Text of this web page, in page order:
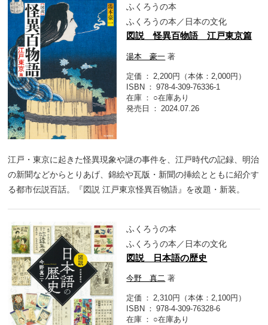
ふくろうの本
ふくろうの本／日本の文化
図説 怪異百物語 江戸東京篇
湯本 豪一 著
定価
2,200円（本体：2,000円）
ISBN
978-4-309-76336-1
在庫
○在庫あり
発売日
2024.07.26
江戸・東京に起きた怪異現象や謎の事件を、江戸時代の記録、明治
の新聞などからとりあげ、錦絵や瓦版・新聞の挿絵とともに紹介す
る都市伝説百話。『図説 江戸東京怪異百物語』を改題・新装。
ふくろうの本
ふくろうの本／日本の文化
図説 日本語の歴史
今野 真二 著
定価
2,310円（本体：2,100円）
ISBN
978-4-309-76328-6
在庫
○在庫あり